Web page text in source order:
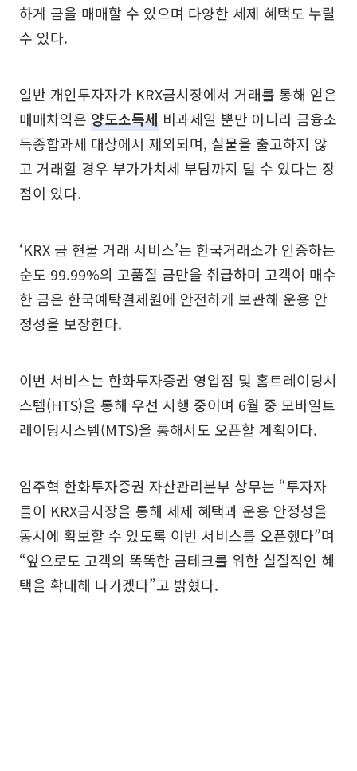
하게 금을 매매할 수 있으며 다양한 세제 혜택도 누릴
수 있다.
일반 개인투자자가 KRX금시장에서 거래를 통해 얻은
매매차익은 양도소득세 비과세일 뿐만 아니라 금융소
득종합과세 대상에서 제외되며, 실물을 출고하지 않
고 거래할 경우 부가가치세 부담까지 덜 수 있다는 장
점이 있다.
‘KRX 금 현물 거래 서비스’는 한국거래소가 인증하는
순도 99.99%의 고품질 금만을 취급하며 고객이 매수
한 금은 한국예탁결제원에 안전하게 보관해 운용 안
정성을 보장한다.
이번 서비스는 한화투자증권 영업점 및 홈트레이딩시
스템(HTS)을 통해 우선 시행 중이며 6월 중 모바일트
레이딩시스템(MTS)을 통해서도 오픈할 계획이다.
임주혁 한화투자증권 자산관리본부 상무는 “투자자
들이 KRX금시장을 통해 세제 혜택과 운용 안정성을
동시에 확보할 수 있도록 이번 서비스를 오픈했다”며
“앞으로도 고객의 똑똑한 금테크를 위한 실질적인 혜
택을 확대해 나가겠다”고 밝혔다.